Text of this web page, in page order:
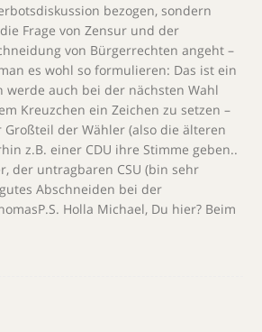
bezogen, sondern
Frage von Zensur und der
von Bürgerrechten angeht –
es wohl so formulieren: Das ist ein
werde auch bei der nächsten Wahl
Kreuzchen ein Zeichen zu setzen –
der Wähler (also die älteren
z.B. einer CDU ihre Stimme geben..
der untragbaren CSU (bin sehr
Abschneiden bei der
Holla Michael, Du hier? Beim